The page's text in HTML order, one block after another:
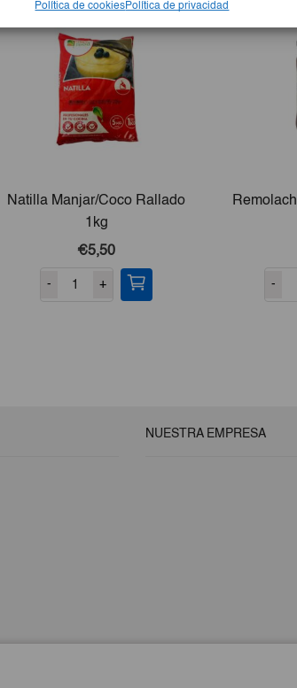
Política de cookiesPolítica de privacidad
Natilla Manjar/Coco Rallado
1kg
€5,50
- + -
NUESTRA EMPRESA